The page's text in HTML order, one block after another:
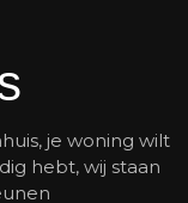
je woning wilt
hebt, wij staan